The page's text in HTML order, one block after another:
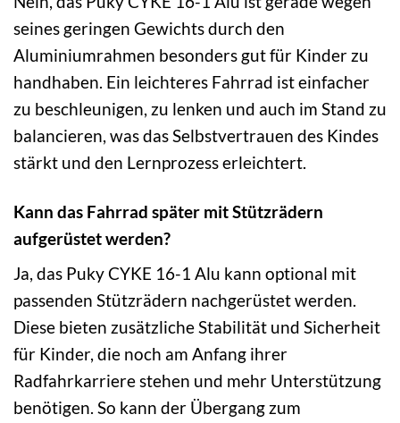
seines geringen Gewichts durch den
Aluminiumrahmen besonders gut für Kinder zu
handhaben. Ein leichteres Fahrrad ist einfacher
zu beschleunigen, zu lenken und auch im Stand zu
balancieren, was das Selbstvertrauen des Kindes
stärkt und den Lernprozess erleichtert.
Kann das Fahrrad später mit Stützrädern
aufgerüstet werden?
Ja, das Puky CYKE 16-1 Alu kann optional mit
passenden Stützrädern nachgerüstet werden.
Diese bieten zusätzliche Stabilität und Sicherheit
für Kinder, die noch am Anfang ihrer
Radfahrkarriere stehen und mehr Unterstützung
benötigen. So kann der Übergang zum